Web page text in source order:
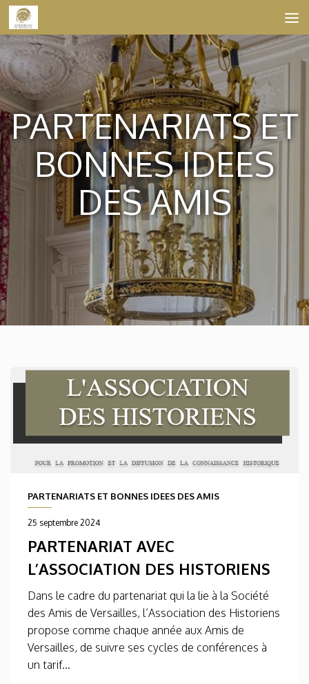
Skip to content
PARTENARIATS ET
BONNES IDEES
DES AMIS
PARTENARIATS ET BONNES IDEES DES AMIS
25 septembre 2024
PARTENARIAT AVEC
L’ASSOCIATION DES HISTORIENS
Dans le cadre du partenariat qui la lie à la Société
des Amis de Versailles, l’Association des Historiens
propose comme chaque année aux Amis de
Versailles, de suivre ses cycles de conférences à
un tarif...